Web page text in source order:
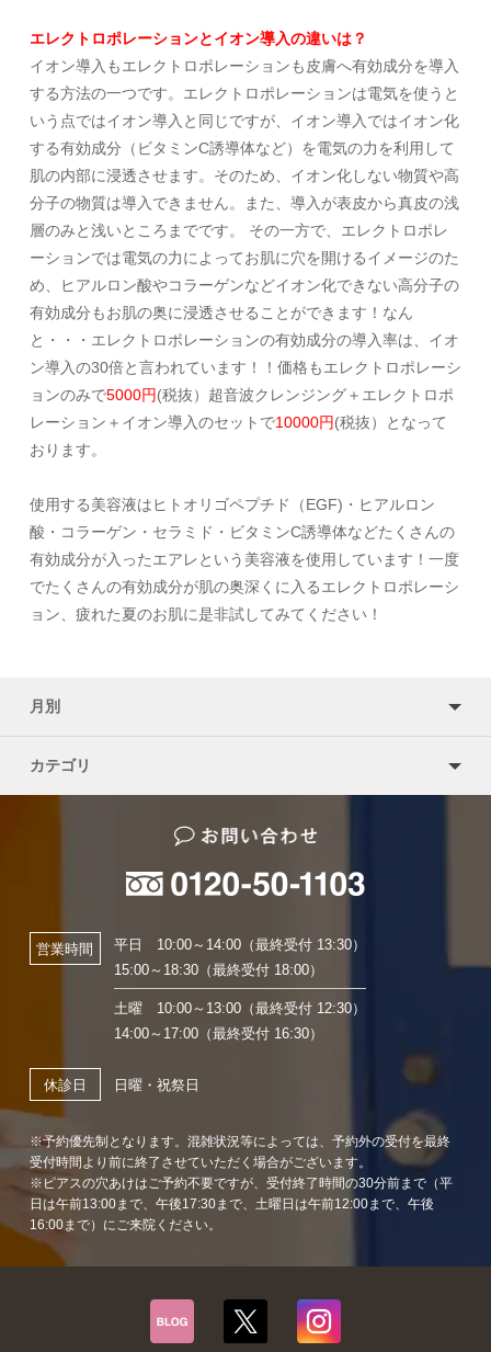
エレクトロポレーションとイオン導入の違いは？
イオン導入もエレクトロポレーションも皮膚へ有効成分を導入
する方法の一つです。エレクトロポレーションは電気を使うと
いう点ではイオン導入と同じですが、イオン導入ではイオン化
する有効成分（ビタミンC誘導体など）を電気の力を利用して
肌の内部に浸透させます。そのため、イオン化しない物質や高
分子の物質は導入できません。また、導入が表皮から真皮の浅
層のみと浅いところまでです。 その一方で、エレクトロポレ
ーションでは電気の力によってお肌に穴を開けるイメージのた
め、ヒアルロン酸やコラーゲンなどイオン化できない高分子の
有効成分もお肌の奥に浸透させることができます！なん
と・・・エレクトロポレーションの有効成分の導入率は、イオ
ン導入の30倍と言われています！！価格もエレクトロポレーシ
ョンのみで5000円(税抜）超音波クレンジング＋エレクトロポ
レーション＋イオン導入のセットで10000円(税抜）となって
おります。
使用する美容液はヒトオリゴペプチド（EGF)・ヒアルロン
酸・コラーゲン・セラミド・ビタミンC誘導体などたくさんの
有効成分が入ったエアレという美容液を使用しています！一度
でたくさんの有効成分が肌の奥深くに入るエレクトロポレーシ
ョン、疲れた夏のお肌に是非試してみてください！
月別
カテゴリ
営業時間
平日 10:00～14:00（最終受付 13:30）
15:00～18:30（最終受付 18:00）
土曜 10:00～13:00（最終受付 12:30）
14:00～17:00（最終受付 16:30）
休診日 日曜・祝祭日
※予約優先制となります。混雑状況等によっては、予約外の受付を最終
受付時間より前に終了させていただく場合がございます。
※ピアスの穴あけはご予約不要ですが、受付終了時間の30分前まで（平
日は午前13:00まで、午後17:30まで、土曜日は午前12:00まで、午後
16:00まで）にご来院ください。